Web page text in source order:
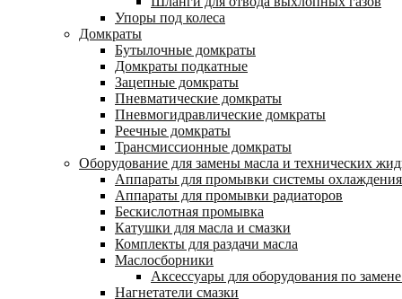
Упоры под колеса
Домкраты
Бутылочные домкраты
Домкраты подкатные
Зацепные домкраты
Пневматические домкраты
Пневмогидравлические домкраты
Реечные домкраты
Трансмиссионные домкраты
Оборудование для замены масла и технических
Аппараты для промывки системы охлаждения
Аппараты для промывки радиаторов
Бескислотная промывка
Катушки для масла и смазки
Комплекты для раздачи масла
Маслосборники
Аксессуары для оборудования по
Нагнетатели смазки